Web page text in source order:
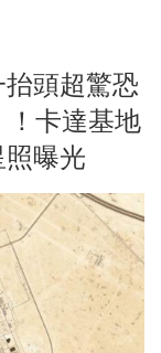
頭超驚恐
！卡達基地
曝光